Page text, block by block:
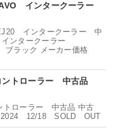
インタークーラー
インタークーラー 中
ンタークーラー
ラック メーカー価格
トローラー 中古品
ローラー 中古品 中古
12/18 SOLD OUT